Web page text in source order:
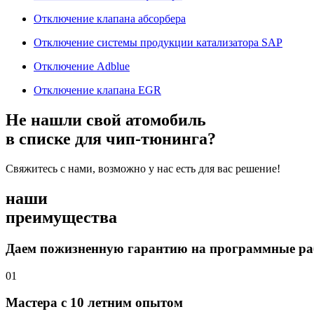
Отключение клапана абсорбера
Отключение системы продукции катализатора SAP
Отключение Adblue
Отключение клапана EGR
Не нашли свой атомобиль
в списке для чип-тюнинга?
Свяжитесь с нами, возможно у нас есть для вас решение!
наши
преимущества
Даем пожизненную гарантию на программные
01
Мастера с 10 летним опытом